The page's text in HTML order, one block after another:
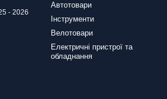
- 2026
Автотовари
Інструменти
Велотовари
Електричні пристрої та
обладнання